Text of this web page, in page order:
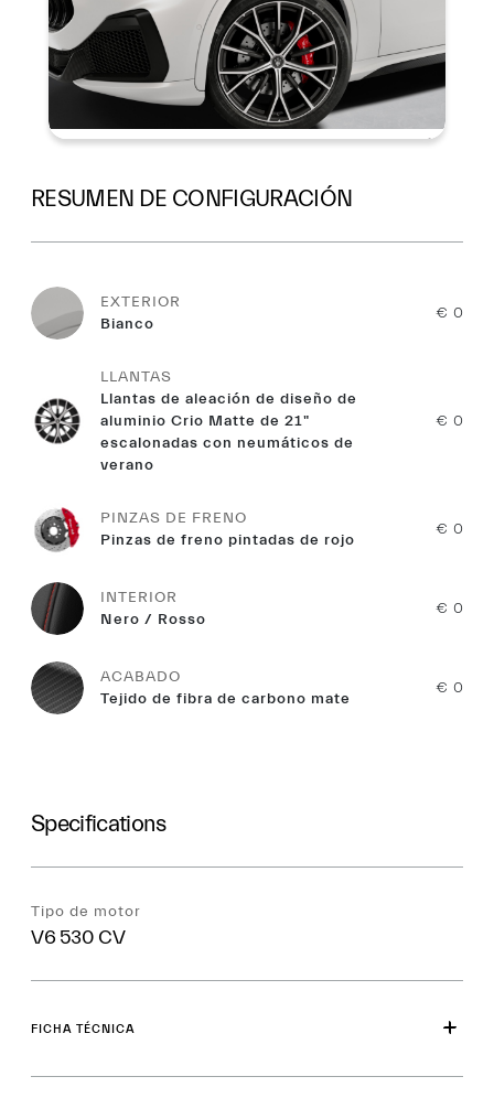
RESUMEN DE CONFIGURACIÓN
EXTERIOR
Bianco
€ 0
LLANTAS
Llantas de aleación de diseño de
aluminio Crio Matte de 21"
escalonadas con neumáticos de
verano
€ 0
PINZAS DE FRENO
Pinzas de freno pintadas de rojo
€ 0
INTERIOR
Nero / Rosso
€ 0
ACABADO
Tejido de fibra de carbono mate
€ 0
Specifications
Tipo de motor
V6 530 CV
FICHA TÉCNICA